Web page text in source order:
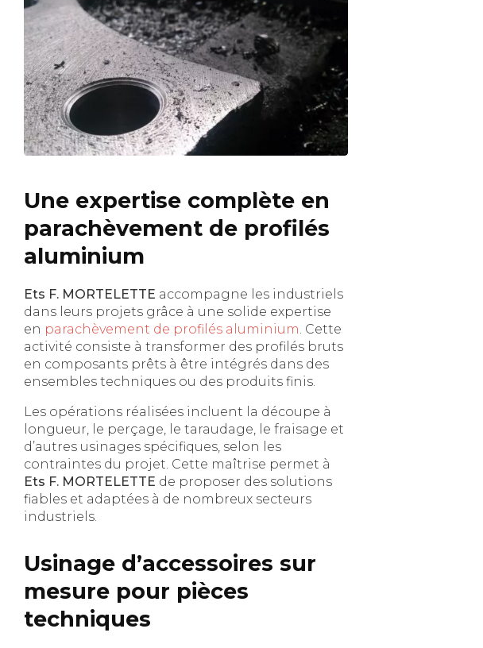
Une expertise complète en
parachèvement de profilés
aluminium
Ets F. MORTELETTE accompagne les industriels
dans leurs projets grâce à une solide expertise
en parachèvement de profilés aluminium . Cette
activité consiste à transformer des profilés bruts
en composants prêts à être intégrés dans des
ensembles techniques ou des produits finis.
Les opérations réalisées incluent la découpe à
longueur, le perçage, le taraudage, le fraisage et
d’autres usinages spécifiques, selon les
contraintes du projet. Cette maîtrise permet à
Ets F. MORTELETTE de proposer des solutions
fiables et adaptées à de nombreux secteurs
industriels.
Usinage d’accessoires sur
mesure pour pièces
techniques